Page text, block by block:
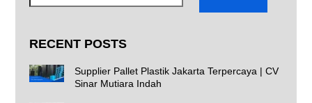
RECENT POSTS
Supplier Pallet Plastik Jakarta Terpercaya | CV
Sinar Mutiara Indah